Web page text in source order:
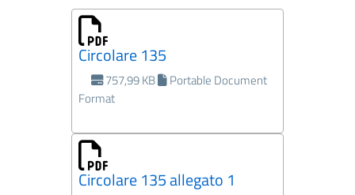
Circolare 135
757,99 KB
Portable Document
Format
Circolare 135 allegato 1